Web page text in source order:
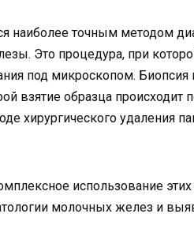
наиболее точным методом
Это процедура, при
под микроскопом.
взятие образца происходит
хирургического удаления
использование
молочных желез и